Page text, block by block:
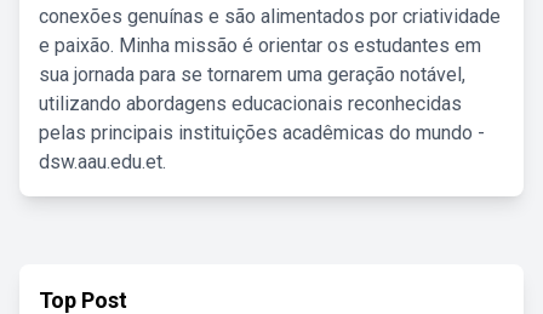
conexões genuínas e são alimentados por criatividade
e paixão. Minha missão é orientar os estudantes em
sua jornada para se tornarem uma geração notável,
utilizando abordagens educacionais reconhecidas
pelas principais instituições acadêmicas do mundo -
dsw.aau.edu.et.
Top Post